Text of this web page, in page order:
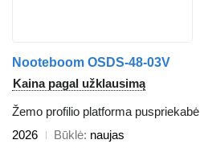
Nooteboom OSDS-48-03V
Kaina pagal užklausimą
Žemo profilio platforma puspriekabė
2026
Būklė naujas